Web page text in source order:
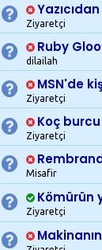
Ziyaretçi
Ruby
dilailah
MSN'de
Ziyaretçi
Koç
Ziyaretçi
Misafir
Kömürün
Ziyaretçi